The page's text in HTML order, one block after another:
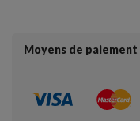
Moyens de paiement